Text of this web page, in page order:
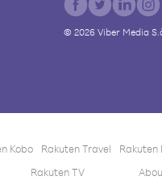
© 2026Viber Media
Kobo Rakuten Travel
Rakuten
Rakuten TV